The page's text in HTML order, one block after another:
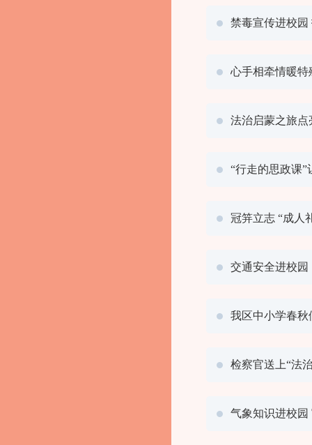
禁毒宣传进校园
心手相牵情暖特
法治启蒙之旅点
“行走的思政课”
冠笄立志 “成人
交通安全进校
我区中小学春
检察官送上“法
气象知识进校园